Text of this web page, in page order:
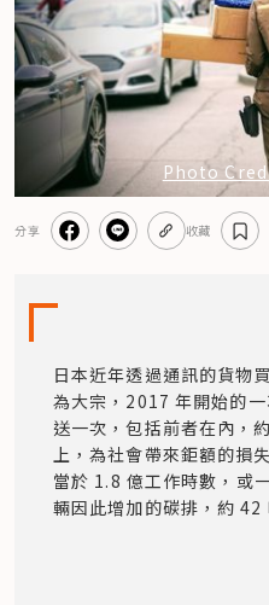
Photo
分享 收藏
日本近年透過通訊的貨物
為大宗，2017 年開始的
送一次，包括前者在內，
上，為社會帶來鉅額的損
當於 1.8 億工作時數，或
輛因此增加的碳排，約 42